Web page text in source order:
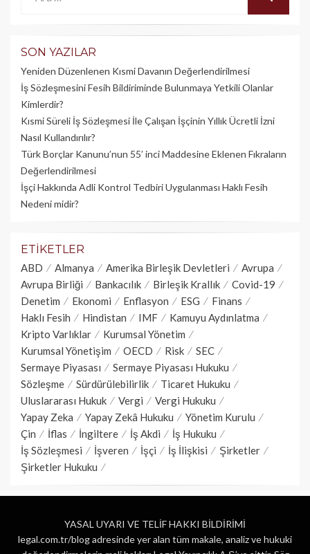
SON YAZILAR
Yeniden Düzenlenen Kısmi Davanın Değerlendirilmesi
İş Sözleşmesini Fesih Bildiriminde Bulunmaya Yetkili Olanlar
Kimlerdir?
Kısmi Süreli İş Sözleşmesi İle Çalışan İşçinin Yıllık Üc­retli İzni
Nasıl Kullandırılır?
Türk Borçlar Kanunu’nun 55’ inci Maddesine Eklenen Fıkraların
Değerlendirilmesi
İşçi Hakkında Adli Kontrol Tedbiri Uygulanması Haklı Fesih
Nedeni midir?
ETIKETLER
ABD Almanya Amerika Birleşik Devletleri
Avrupa
Avrupa Birliği
Bankacılık Birleşik Krallık
Covid-19
Denetim
Ekonomi Enflasyon ESG
Finans
Haklı Fesih
Hindistan IMF
Kamuyu Aydınlatma
Kripto Varlıklar
Kurumsal Yönetim
Kurumsal Yönetişim
OECD Risk
SEC
Sermaye Piyasası
Sermaye Piyasası Hukuku
Sözleşme
Sürdürülebilirlik
Ticaret Hukuku
Uluslararası Hukuk
Vergi
Vergi Hukuku
Yapay Zeka
Yapay Zekâ Hukuku
Yönetim Kurulu
Çin
İflas İngiltere İş Akdi
İş Hukuku
İş Sözleşmesi
İşveren İşçi İş İlişkisi
Şirketler
Şirketler Hukuku
YASAL UYARI VE TELİF HAKKI BİLDİRİMİ
legal.com.tr/blog adresinde yer alan tüm makale, analiz ve hukuki